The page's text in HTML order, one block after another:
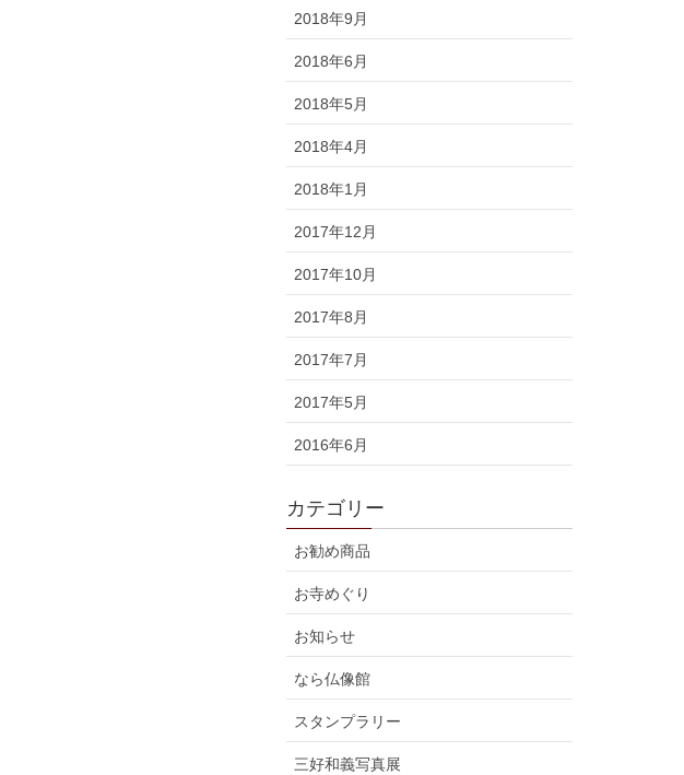
2018年9月
2018年6月
2018年5月
2018年4月
2018年1月
2017年12月
2017年10月
2017年8月
2017年7月
2017年5月
2016年6月
カテゴリー
お勧め商品
お寺めぐり
お知らせ
なら仏像館
スタンプラリー
三好和義写真展